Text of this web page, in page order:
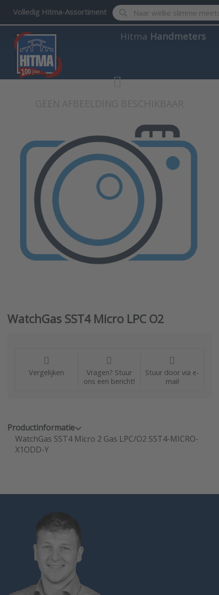
Volledig Hitma-Assortiment Enter a search term.
Hitma Handmeters
WatchGas SST4 Micro LPC O2
Vergelijken
Vragen? Stuur
ons een bericht!
Stuur door via e-
mail
Productinformatie
WatchGas SST4 Micro 2 Gas LPC/O2 SST4-MICRO-
X1ODD-Y